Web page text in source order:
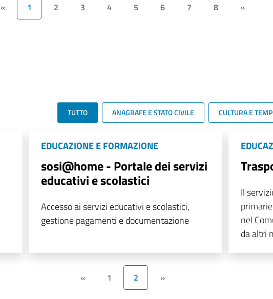
« 1 2 3 4 5 6 7 8 »
TUTTO ANAGRAFE E STATO CIVILE CULTURA E
EDUCAZIONE E FORMAZIONE
sosi@home - Portale dei servizi
educativi e scolastici
Accesso ai servizi educativi e scolastici,
gestione pagamenti e documentazione
Il
nel
da altri
« 1 2 »